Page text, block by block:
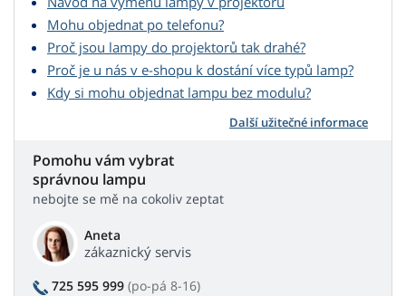
Mohu objednat po telefonu?
Proč jsou lampy do projektorů tak drahé?
Proč je u nás v e-shopu k dostání více typů lamp?
Kdy si mohu objednat lampu bez modulu?
Další užitečné informace
Pomohu vám vybrat
správnou lampu
nebojte se mě na cokoliv zeptat
Aneta
zákaznický servis
725 595 999 (po-pá 8-16)